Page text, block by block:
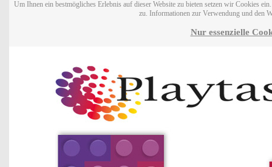
Um Ihnen ein bestmögliches Erlebnis auf dieser Website zu bieten setzen wir Cookies
zu. Informationen zur Verwendung und den
Nur essenzielle